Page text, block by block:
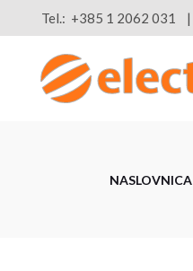
the
content
Tel.: +385 1 2062 031
NASLOVNICA